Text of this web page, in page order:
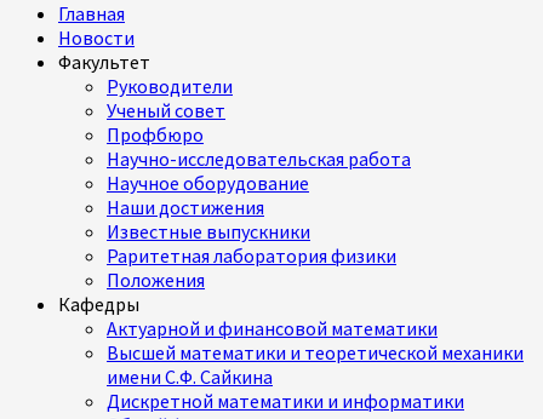
Главная
Новости
Факультет
Руководители
Ученый совет
Профбюро
Научно-исследовательская работа
Научное оборудование
Наши достижения
Известные выпускники
Раритетная лаборатория физики
Положения
Кафедры
Актуарной и финансовой математики
Высшей математики и теоретической механики
имени С.Ф. Сайкина
Дискретной математики и информатики